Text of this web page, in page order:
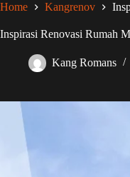
Home Kangrenov
Inspirasi Renovasi Rumah
Kang Romans